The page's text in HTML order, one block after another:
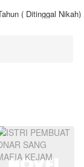
( Ditinggal Nikah)